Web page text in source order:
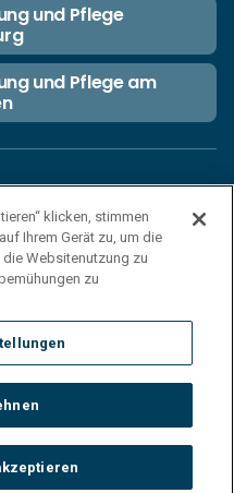
und Pflege
und Pflege am
klicken, stimmen
Ihrem Gerät zu, um die
Websitenutzung zu
zu